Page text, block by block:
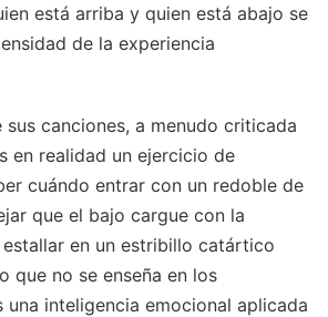
está arriba y quien está abajo se
de la experiencia
canciones, a menudo criticada
en realidad un ejercicio de
cuándo entrar con un redoble de
que el bajo cargue con la
en un estribillo catártico
que no se enseña en los
una inteligencia emocional aplicada